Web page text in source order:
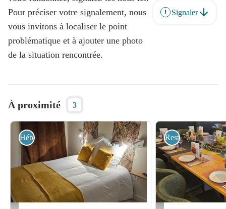
Pour préciser votre signalement, nous
vous invitons à localiser le point
problématique et à ajouter une photo
de la situation rencontrée.
Signaler
À proximité 3
Hébergement Restauration